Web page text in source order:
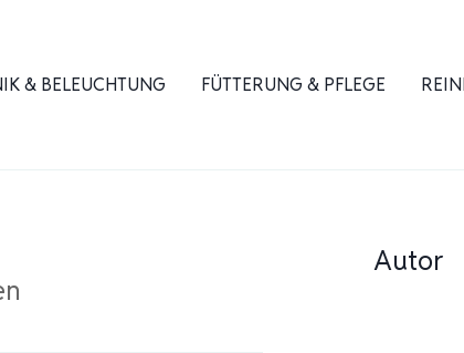
& BELEUCHTUNG FÜTTERUNG & PFLEGE
Autor